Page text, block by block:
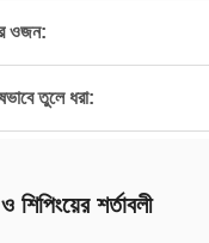
ওজন:
তুলে ধরা:
শিপিংয়ের শর্তাবলী